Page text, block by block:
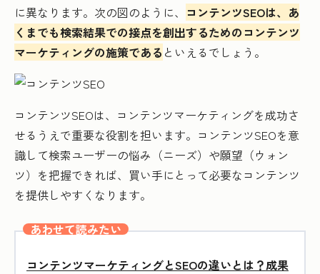
に異なります。次の図のように、 コンテンツSEOは、あ
くまでも検索結果での接点を創出するためのコンテンツ
マーケティングの施策である といえるでしょう。
コンテンツSEOは、コンテンツマーケティングを成功さ
せるうえで重要な役割を担います。コンテンツSEOを意
識して検索ユーザーの悩み（ニーズ）や願望（ウォン
ツ）を把握できれば、買い手にとって必要なコンテンツ
を提供しやすくなります。
あわせて読みたい
コンテンツマーケティングとSEOの違いとは？成果